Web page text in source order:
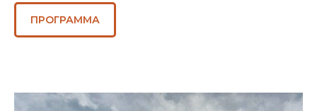
ПРОГРАММА